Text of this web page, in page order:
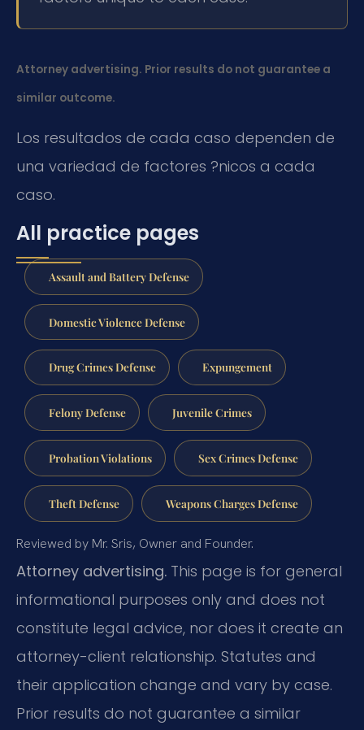
Attorney advertising. Prior results do not guarantee a
similar outcome.
Los resultados de cada caso dependen de
una variedad de factores ?nicos a cada
caso.
All practice pages
Assault and Battery Defense
Domestic Violence Defense
Drug Crimes Defense Expungement
Felony Defense Juvenile Crimes
Probation Violations Sex Crimes Defense
Theft Defense Weapons Charges Defense
Reviewed by Mr. Sris, Owner and Founder.
Attorney advertising. This page is for general
informational purposes only and does not
constitute legal advice, nor does it create an
attorney-client relationship. Statutes and
their application change and vary by case.
Prior results do not guarantee a similar